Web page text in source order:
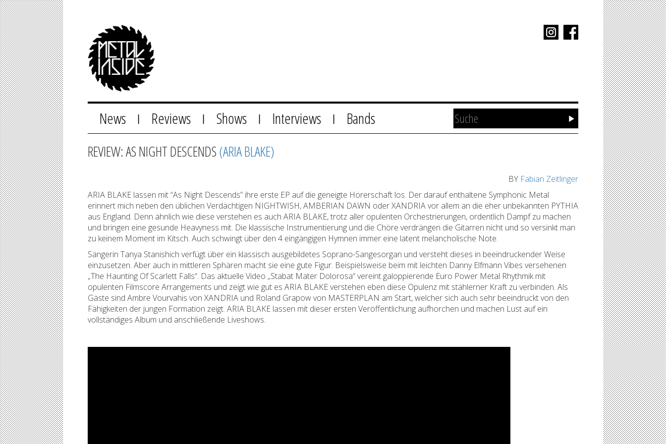
News Reviews Shows Interviews Bands
REVIEW: AS NIGHT DESCENDS(ARIA BLAKE)
BY Fabian Zeitlinger
ARIA BLAKE lassen mit “As Night Descends” ihre erste EP auf die geneigte Hörerschaft los. Der darauf enthaltene Symphonic Metal
erinnert mich neben den üblichen Verdächtigen NIGHTWISH, AMBERIAN DAWN oder XANDRIA vor allem an die eher unbekannten PYTHIA
aus England. Denn ähnlich wie diese verstehen es auch ARIA BLAKE, trotz aller opulenten Orchestrierungen, ordentlich Dampf zu machen
und bringen eine gesunde Heavyness mit. Die klassische Instrumentierung und die Chöre verdrängen die Gitarren nicht und so versinkt man
zu keinem Moment im Kitsch. Auch schwingt über den 4 eingängigen Hymnen immer eine latent melancholische Note.
Sängerin Tanya Stanishich verfügt über ein klassisch ausgebildetes Soprano-Sangesorgan und versteht dieses in beeindruckender Weise
einzusetzen. Aber auch in mittleren Sphären macht sie eine gute Figur. Beispielsweise beim mit leichten Danny Elfmann Vibes versehenen
„The Haunting Of Scarlett Falls“. Das aktuelle Video „Stabat Mater Dolorosa“ vereint galoppierende Euro Power Metal Rhythmik mit
opulenten Filmscore Arrangements und zeigt wie gut es ARIA BLAKE verstehen eben diese Opulenz mit stählerner Kraft zu verbinden. Als
Gäste sind Ambre Vourvahis von XANDRIA und Roland Grapow von MASTERPLAN am Start, welcher sich auch sehr beeindruckt von den
Fähigkeiten der jungen Formation zeigt. ARIA BLAKE lassen mit dieser ersten Veröffentlichung aufhorchen und machen Lust auf ein
vollständiges Album und anschließende Liveshows.